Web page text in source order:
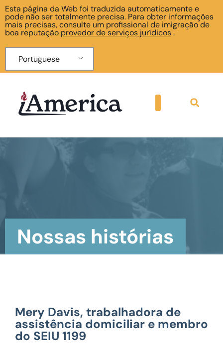
Esta página da Web foi traduzida automaticamente e
pode não ser totalmente precisa. Para obter informações
mais precisas, consulte um profissional de imigração de
boa reputação provedor de serviços jurídicos.
Portuguese
Nossas histórias
Mery Davis, trabalhadora de
assistência domiciliar e membro
do SEIU 1199